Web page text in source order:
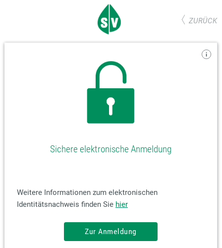
ZURÜCK
Sichere elektronische Anmeldung
Weitere Informationen zum elektronischen
Identitätsnachweis finden Sie hier
Zur Anmeldung